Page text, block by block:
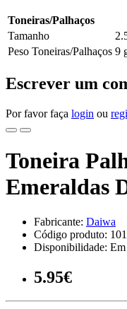
Toneiras/Palhaços
Tamanho
Peso Toneiras/Palhaços 9
Escrever um
Por favor faça login ou
Toneira
Emeraldas
Fabricante: Daiwa
Código produto:
Disponibilidade:
5.95€